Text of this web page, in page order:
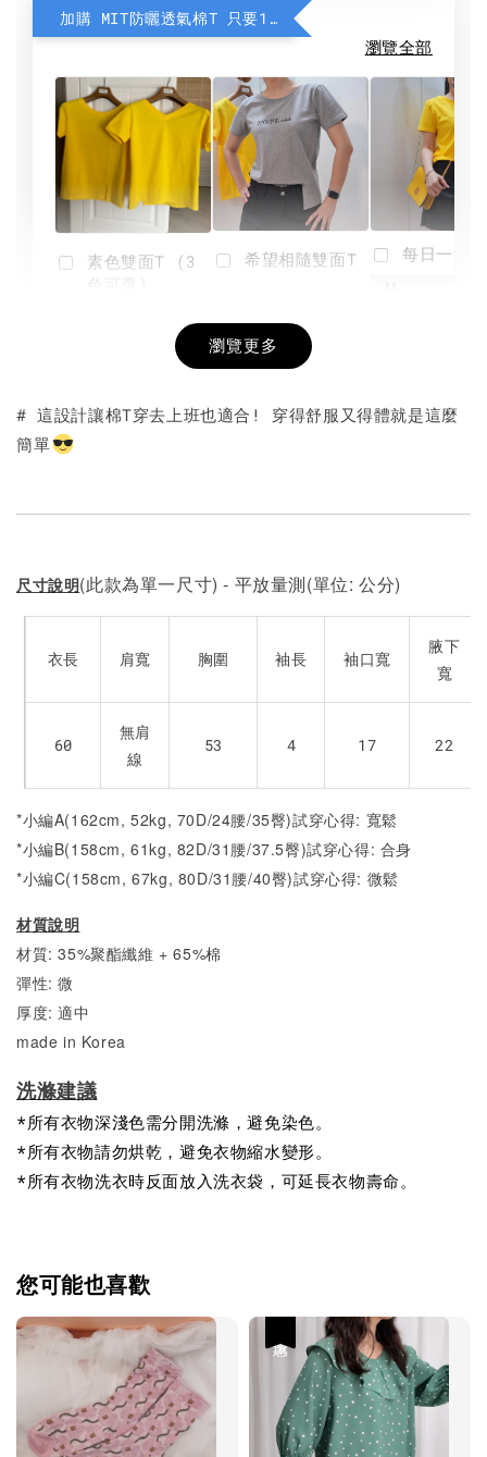
加購 MIT防曬透氣棉T 只要190元
瀏覽全部
素色雙面T (3
+
希望相隨雙面T
NT$ 190
-
每日一笑
瀏覽更多
# 這設計讓棉T穿去上班也適合! 穿得舒服又得體就是這麼
簡單
尺寸說明(此款為單一尺寸) - 平放量測(單位: 公分)
衣長 肩寬 胸圍 袖長 袖口寬
腋下
寬
60
無肩
線
53 4 17 22
*小編A(162cm, 52kg, 70D/24腰/35臀)試穿心得: 寬鬆
*小編B(158cm, 61kg, 82D/31腰/37.5臀)試穿心得: 合身
*小編C(158cm, 67kg, 80D/31腰/40臀)試穿心得: 微鬆
材質說明
材質: 35%聚酯纖維 + 65%棉
彈性: 微
厚度: 適中
made in Korea
洗滌建議
*所有衣物深淺色需分開洗滌，避免染色。
*所有衣物請勿烘乾，避免衣物縮水變形。
*所有衣物洗衣時反面放入洗衣袋，可延長衣物壽命。
您可能也喜歡